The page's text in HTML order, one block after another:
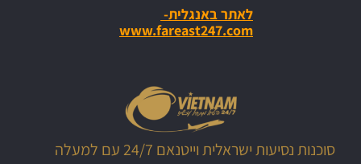
לאתר באנגלית-
www.fareast247.com
סוכנות נסיעות ישראלית וייטנאם 24/7 עם למעלה